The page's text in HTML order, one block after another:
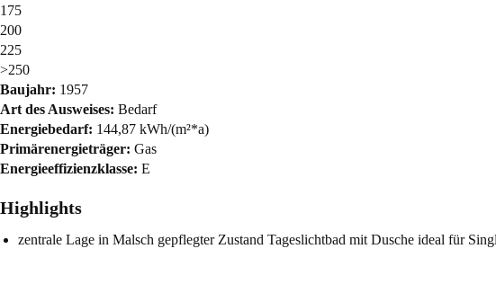
175
200
225
>250
Baujahr: 1957
Art des Ausweises: Bedarf
Energiebedarf: 144,87 kWh/(m²*a)
Primärenergieträger: Gas
Energieeffizienzklasse: E
Highlights
zentrale Lage in Malsch gepflegter Zustand Tageslichtbad mit Dusche ideal für